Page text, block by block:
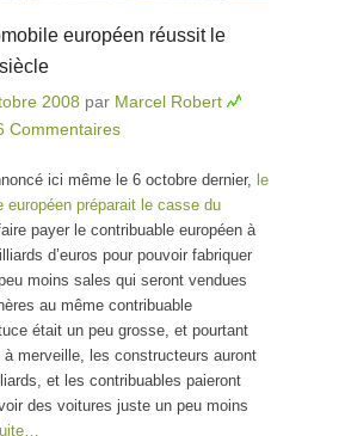
européen réussit le
2008 par Marcel Robert
Commentaires
ici même le 6 octobre dernier, le
européen préparait le casse du
payer le contribuable européen à
d’euros pour pouvoir fabriquer
moins sales qui seront vendues
au même contribuable
était un peu grosse, et pourtant
merveille, les constructeurs auront
et les contribuables paieront
des voitures juste un peu moins